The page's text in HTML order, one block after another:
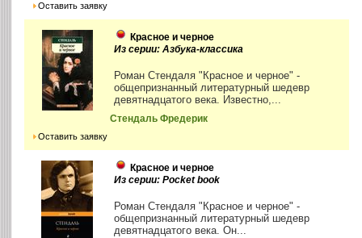
Оставить заявку
Красное и черное
Из серии: Азбука-классика
Роман Стендаля "Красное и черное" -
общепризнанный литературный шедевр
девятнадцатого века. Известно,...
Стендаль Фредерик
Оставить заявку
Красное и черное
Из серии: Pocket book
Роман Стендаля "Красное и черное" -
общепризнанный литературный шедевр
девятнадцатого века. Он...